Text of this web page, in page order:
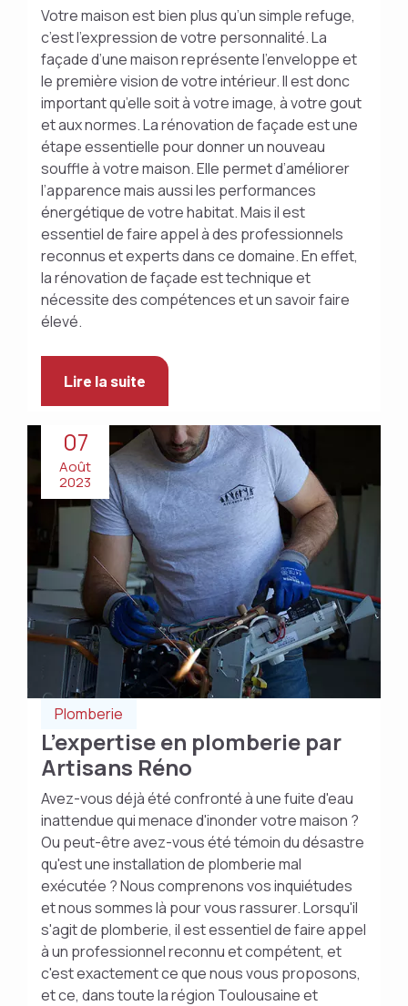
Votre maison est bien plus qu’un simple refuge,
c’est l’expression de votre personnalité. La
façade d’une maison représente l’enveloppe et
le première vision de votre intérieur. Il est donc
important qu’elle soit à votre image, à votre gout
et aux normes. La rénovation de façade est une
étape essentielle pour donner un nouveau
souffle à votre maison. Elle permet d’améliorer
l’apparence mais aussi les performances
énergétique de votre habitat. Mais il est
essentiel de faire appel à des professionnels
reconnus et experts dans ce domaine. En effet,
la rénovation de façade est technique et
nécessite des compétences et un savoir faire
élevé.
Lire la suite
07
Août
2023
Plomberie
L’expertise en plomberie par
Artisans Réno
Avez-vous déjà été confronté à une fuite d'eau
inattendue qui menace d'inonder votre maison ?
Ou peut-être avez-vous été témoin du désastre
qu'est une installation de plomberie mal
exécutée ? Nous comprenons vos inquiétudes
et nous sommes là pour vous rassurer. Lorsqu'il
s'agit de plomberie, il est essentiel de faire appel
à un professionnel reconnu et compétent, et
c'est exactement ce que nous vous proposons,
et ce, dans toute la région Toulousaine et